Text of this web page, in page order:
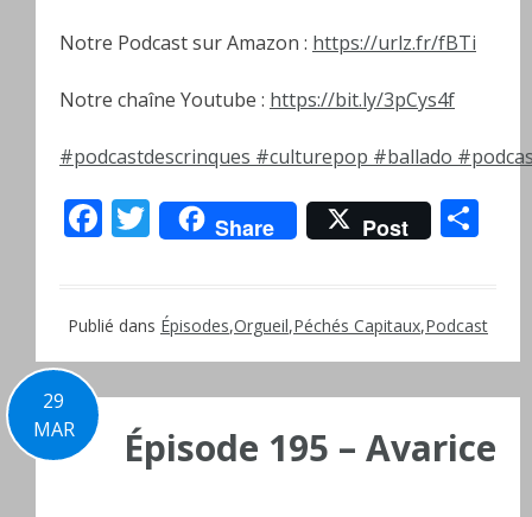
Notre Podcast sur Amazon : https://urlz.fr/fBTi
Notre chaîne Youtube : https://bit.ly/3pCys4f
#podcastdescrinques #culturepop #ballado
Facebook
Twitter
Share Post
Publié dans Épisodes,Orgueil,Péchés Capitaux,Podcast
29
MAR
Épisode 195 – Avarice